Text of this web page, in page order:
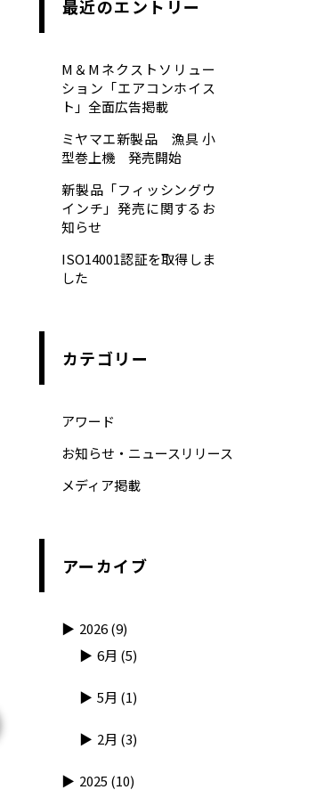
最近のエントリー
M＆Mネクストソリュー
ション「エアコンホイス
ト」全面広告掲載
ミヤマエ新製品 漁具 小
型巻上機 発売開始
新製品「フィッシングウ
インチ」発売に関するお
知らせ
ISO14001認証を取得しま
した
カテゴリー
アワード
お知らせ・ニュースリリース
メディア掲載
アーカイブ
2026(9)
6月 (5)
5月 (1)
2月 (3)
2025 (10)